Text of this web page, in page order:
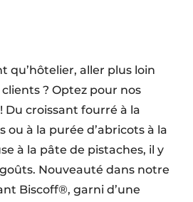
qu’hôtelier, aller plus loin
? Optez pour nos
Du croissant fourré à la
ou à la purée d’abricots à la
à la pâte de pistaches, il y
Nouveauté dans notre
Biscoff®, garni d’une